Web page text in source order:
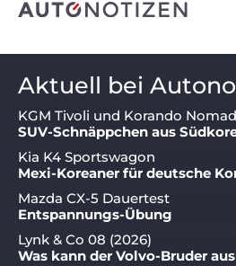
Aktuell bei
KGM Tivoli und Korando
SUV-Schnäppchen aus
Kia K4 Sportswagon
Mexi-Koreaner für deutsche
Mazda CX-5 Dauertest
Entspannungs-Übung
Lynk & Co 08 (2026)
Was kann der Volvo-Bruder